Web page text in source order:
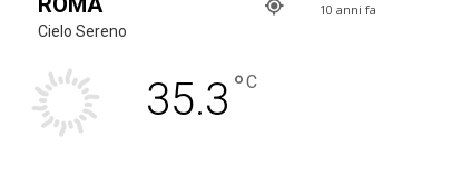
Cielo Sereno
35.3 °C
10 anni fa